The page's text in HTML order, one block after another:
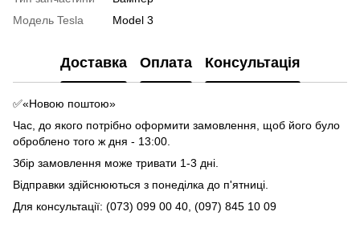
Модель Tesla
Model 3
Доставка Оплата Консультація
✅«Новою поштою»
Час, до якого потрібно оформити замовлення, щоб його було
оброблено того ж дня - 13:00.
Збір замовлення може тривати 1-3 дні.
Відправки здійснюються з понеділка до п'ятниці.
Для консультації: (073) 099 00 40, (097) 845 10 09